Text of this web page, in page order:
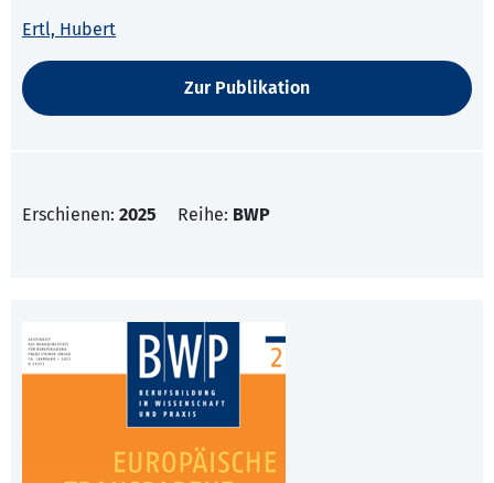
Ertl, Hubert
Zur Publikation
Erschienen: 2025 Reihe: BWP